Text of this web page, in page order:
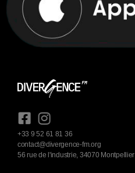
+33 9 52 61 81 36
contact@divergence-fm.org
56 rue de l'industrie, 34070 Montpellier